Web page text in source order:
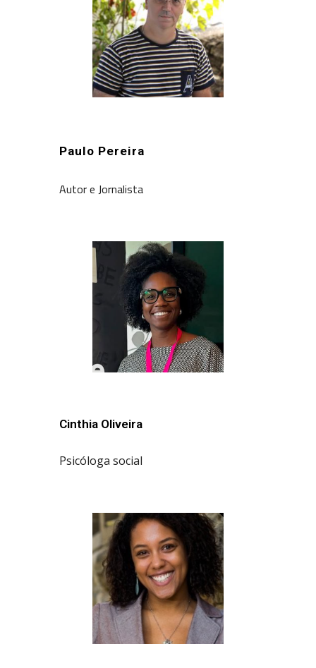
Paulo Pereira
Autor e Jornalista
Cinthia Oliveira
Psicóloga social